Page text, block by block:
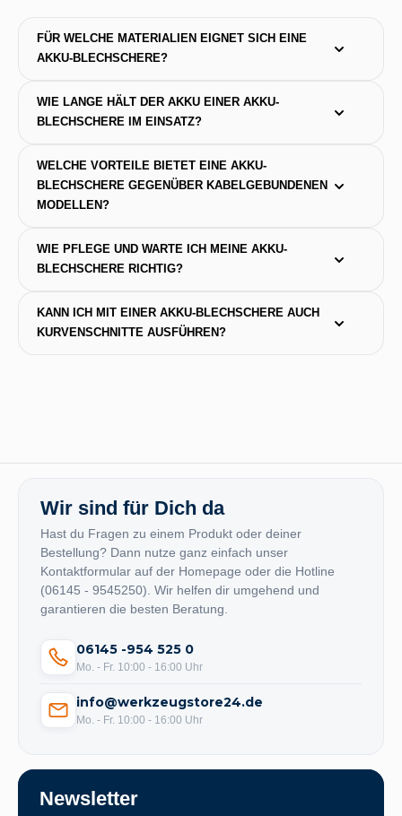
FÜR WELCHE MATERIALIEN EIGNET SICH EINE
AKKU-BLECHSCHERE?
WIE LANGE HÄLT DER AKKU EINER AKKU-
BLECHSCHERE IM EINSATZ?
WELCHE VORTEILE BIETET EINE AKKU-
BLECHSCHERE GEGENÜBER KABELGEBUNDENEN
MODELLEN?
WIE PFLEGE UND WARTE ICH MEINE AKKU-
BLECHSCHERE RICHTIG?
KANN ICH MIT EINER AKKU-BLECHSCHERE AUCH
KURVENSCHNITTE AUSFÜHREN?
Wir sind für Dich da
Hast du Fragen zu einem Produkt oder deiner
Bestellung? Dann nutze ganz einfach unser
Kontaktformular auf der Homepage oder die Hotline
(06145 - 9545250). Wir helfen dir umgehend und
garantieren die besten Beratung.
06145 -954 525 0
Mo. - Fr. 10:00 - 16:00 Uhr
info@werkzeugstore24.de
Mo. - Fr. 10:00 - 16:00 Uhr
Newsletter